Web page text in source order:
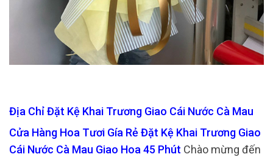
Địa Chỉ Đặt Kệ Khai Trương Giao Cái Nước Cà Mau
Cửa Hàng Hoa Tươi Gía Rẻ Đặt Kệ Khai Trương Giao
Cái Nước Cà Mau Giao Hoa 45 Phút Chào mừng đến